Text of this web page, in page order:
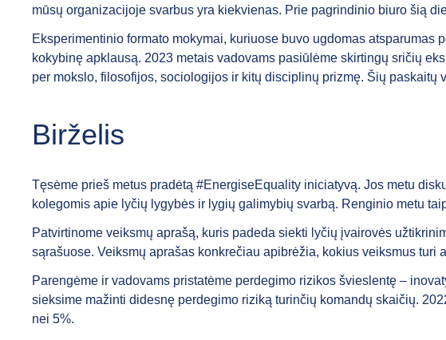
mūsų organizacijoje svarbus yra kiekvienas. Prie pagrindinio biuro šią
Eksperimentinio formato mokymai, kuriuose buvo ugdomas
kokybinę apklausą. 2023 metais vadovams pasiūlėme skirtingų sričių
per mokslo, filosofijos, sociologijos ir kitų disciplinų prizmę. Šių paskaitų
Birželis
Tęsėme prieš metus pradėtą #EnergiseEquality iniciatyvą. Jos metu
kolegomis apie lyčių lygybės ir lygių galimybių svarbą. Renginio metu
Patvirtinome veiksmų aprašą, kuris padeda siekti lyčių įvairovės
sąrašuose. Veiksmų aprašas konkrečiau apibrėžia, kokius veiksmus
Parengėme ir vadovams pristatėme perdegimo rizikos švieslentę –
sieksime mažinti didesnę perdegimo riziką turinčių komandų skaičių.
nei 5%.